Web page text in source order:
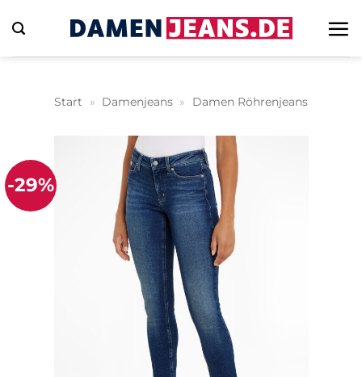
Inhalt
springen
Start » Damenjeans » Damen Röhrenjeans
-29%